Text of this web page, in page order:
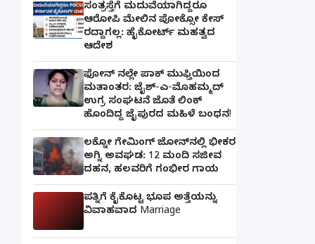
ಸಂತ್ರಸ್ತೆಗೆ ಮದುವೆಯಾಗಿದ್ದರೂ
ಆರೋಪಿ ಮೇಲಿನ ಪೋಕ್ಸೋ ಕೇಸ್
ರದ್ದಾಗಲ್ಲ: ಹೈಕೋರ್ಟ್ ಮಹತ್ವದ
ಆದೇಶ
ಫೋನ್ ನಲ್ಲೇ ಪಾಕ್ ಮುಫ್ತಿಯಿಂದ
ಮತಾಂತರ: ಜೈಶ್-ಎ-ಮೊಹಮ್ಮದ್
ಉಗ್ರ ಸಂಘಟನೆ ಜೊತೆ ಲಿಂಕ್
ಹೊಂದಿದ್ದ ಜೈಪುರದ ಮಹಿಳೆ ಬಂಧನ!
ಲಕ್ನೋ ಗೇಮಿಂಗ್ ಜೋನ್‌ನಲ್ಲಿ ಭೀಕರ
ಅಗ್ನಿ ಅವಘಡ: 12 ಮಂದಿ ಸಜೀವ
ದಹನ, ಹಲವರಿಗೆ ಗಂಭೀರ ಗಾಯ
ಪತ್ನಿಗೆ ಕೈಕೊಟ್ಟ ಭೂಪ ಅತ್ತೆಯನ್ನು
ವಿವಾಹವಾದ Marriage